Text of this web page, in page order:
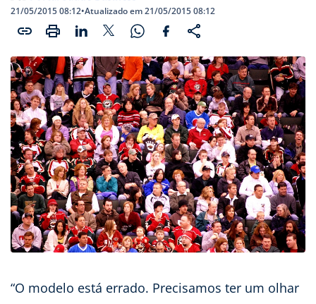
21/05/2015 08:12•Atualizado em 21/05/2015 08:12
“O modelo está errado. Precisamos ter um olhar